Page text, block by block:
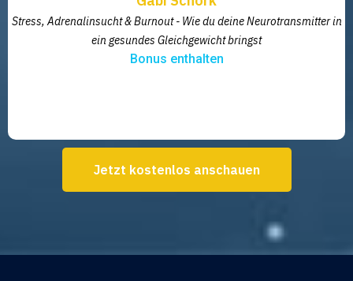
Stress, Adrenalinsucht & Burnout - Wie du deine Neurotransmitter in
ein gesundes Gleichgewicht bringst
Bonus enthalten
Jetzt kostenlos anschauen